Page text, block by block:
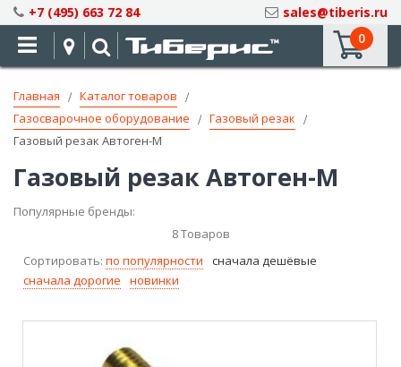
Skip
to
Content
+7 (495) 663 72 84
sales@tiberis.ru
0
Главная
Каталог товаров
Газосварочное оборудование
Газовый резак
Газовый резак Автоген-М
Газовый резак Автоген-М
Популярные бренды:
8Товаров
Сортировать: по популярности
сначала дешёвые
сначала дорогие
новинки